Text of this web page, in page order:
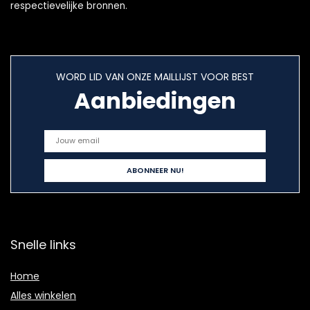
respectievelijke bronnen.
WORD LID VAN ONZE MAILLIJST VOOR BEST
Aanbiedingen
Snelle links
Home
Alles winkelen